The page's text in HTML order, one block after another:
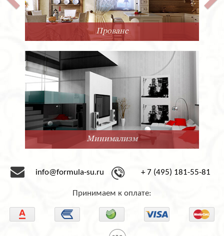
Прованс
Минимализм
info@formula-su.ru + 7 (495) 181-55-81
Принимаем к оплате: